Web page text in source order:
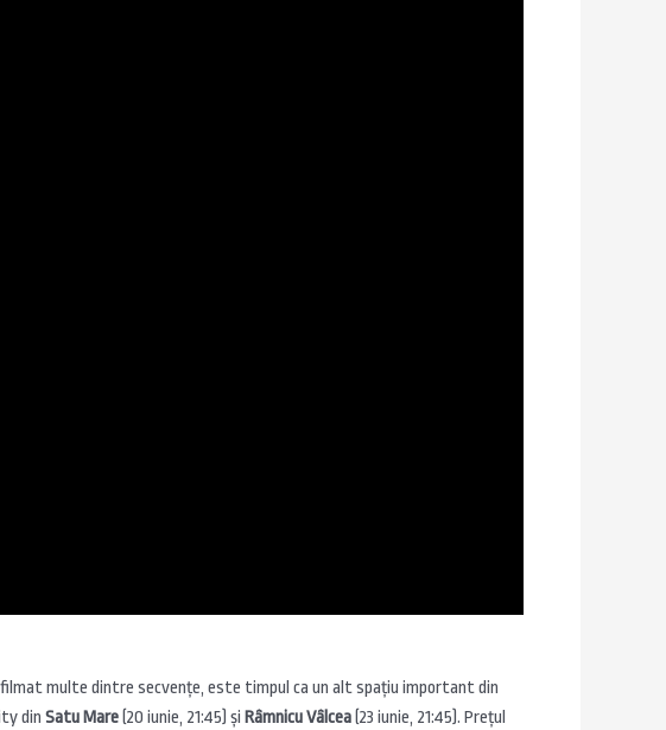
multe dintre secvențe, este timpul ca un alt spațiu important din
din Satu Mare (20 iunie, 21:45) și Râmnicu Vâlcea (23 iunie, 21:45). Prețul